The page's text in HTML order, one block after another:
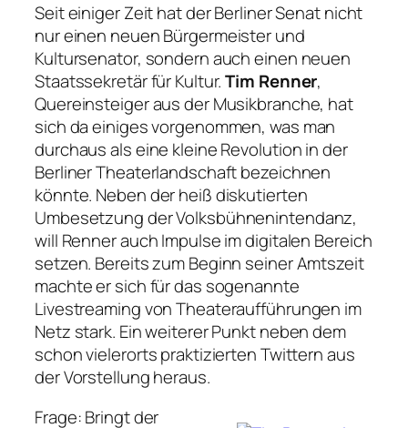
Seit einiger Zeit hat der Berliner Senat nicht
nur einen neuen Bürgermeister und
Kultursenator, sondern auch einen neuen
Staatssekretär für Kultur.Tim Renner,
Quereinsteiger aus der Musikbranche, hat
sich da einiges vorgenommen, was man
durchaus als eine kleine Revolution in der
Berliner Theaterlandschaft bezeichnen
könnte. Neben der heiß diskutierten
Umbesetzung der Volksbühnenintendanz,
will Renner auch Impulse im digitalen Bereich
setzen. Bereits zum Beginn seiner Amtszeit
machte er sich für das sogenannte
Livestreaming von Theateraufführungen im
Netz stark. Ein weiterer Punkt neben dem
schon vielerorts praktizierten Twittern aus
der Vorstellung heraus.
Frage: Bringt der